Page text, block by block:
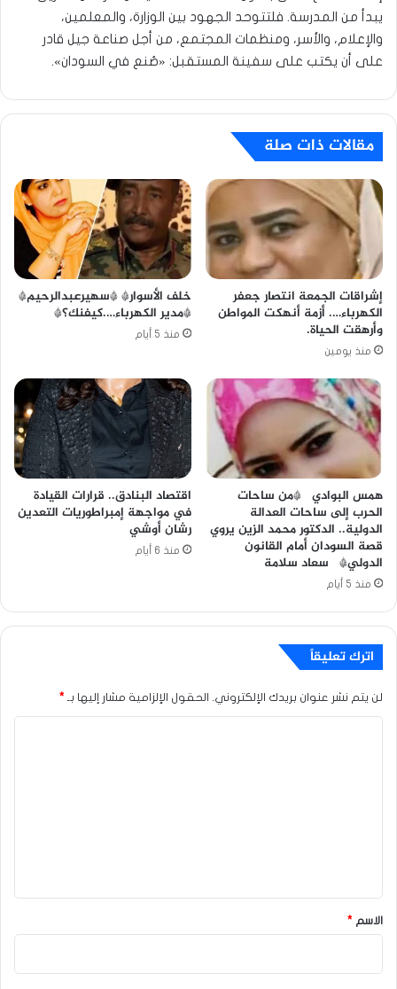
يبدأ من المدرسة. فلتتوحد الجهود بين الوزارة، والمعلمين،
والإعلام، والأسر، ومنظمات المجتمع، من أجل صناعة جيل قادر
على أن يكتب على سفينة المستقبل: «صُنع في السودان».
مقالات ذات صلة
إشراقات الجمعة انتصار جعفر
الكهرباء…. أزمة أنهكت المواطن
وأرهقت الحياة.
منذ يومين
خلف الأسوار* *سهيرعبدالرحيم*
*مدير الكهرباء….كيفنك؟*
منذ 5 أيام
همس البوادي *من ساحات
الحرب إلى ساحات العدالة
الدولية.. الدكتور محمد الزين يروي
قصة السودان أمام القانون
الدولي* سعاد سلامة
منذ 5 أيام
اقتصاد البنادق.. قرارات القيادة
في مواجهة إمبراطوريات التعدين
رشان أوشي
منذ 6 أيام
اترك تعليقاً
لن يتم نشر عنوان بريدك الإلكتروني. الحقول الإلزامية مشار إليها بـ *
*الاسم *